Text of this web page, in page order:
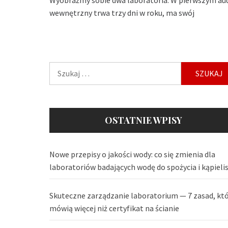
wewnętrzny trwa trzy dni w roku, ma swój
OSTATNIE WPISY
Nowe przepisy o jakości wody: co się zmienia dla
laboratoriów badających wodę do spożycia i
Skuteczne zarządzanie laboratorium — 7 zasad,
mówią więcej niż certyfikat na ścianie